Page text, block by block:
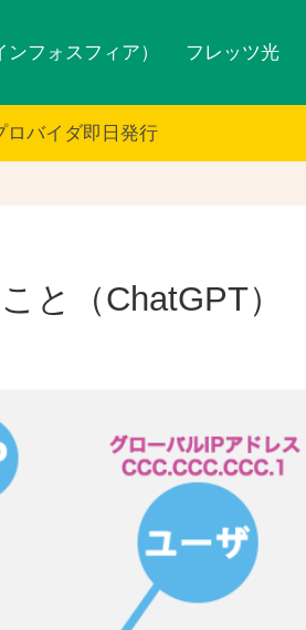
フォスフィア） フレッツ光
ロバイダ即日発行
と（ChatGPT）